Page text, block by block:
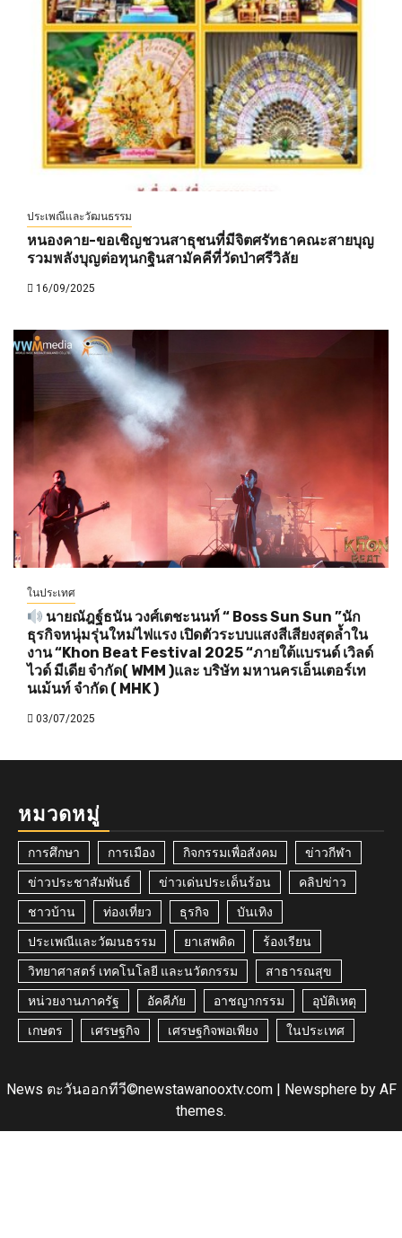
ประเพณีและวัฒนธรรม
หนองคาย-ขอเชิญชวนสาธุชนที่มีจิตศรัทธาคณะสายบุญ
รวมพลังบุญต่อทุนกฐินสามัคคีที่วัดป่าศรีวิลัย
16/09/2025
ในประเทศ
นายณัฎฐ์ธนัน วงศ์เตชะนนท์ “ Boss Sun Sun ”นัก
ธุรกิจหนุ่มรุ่นใหม่ไฟแรง เปิดตัวระบบแสงสีเสียงสุดล้ำใน
งาน “Khon Beat Festival 2025 “ภายใต้แบรนด์ เวิลด์
ไวด์ มีเดีย จำกัด( WMM )และ บริษัท มหานครเอ็นเตอร์เท
นเม้นท์ จำกัด ( MHK )
03/07/2025
หมวดหมู่
การศึกษา การเมือง กิจกรรมเพื่อสังคม ข่าวกีฬา
ข่าวประชาสัมพันธ์ ข่าวเด่นประเด็นร้อน คลิปข่าว
ชาวบ้าน ท่องเที่ยว ธุรกิจ บันเทิง
ประเพณีและวัฒนธรรม ยาเสพติด ร้องเรียน
วิทยาศาสตร์ เทคโนโลยี และนวัตกรรม สาธารณสุข
หน่วยงานภาครัฐ อัคคีภัย อาชญากรรม อุบัติเหตุ
เกษตร เศรษฐกิจ เศรษฐกิจพอเพียง ในประเทศ
News ตะวันออกทีวี©newstawanooxtv.com | Newsphereby AF
themes.